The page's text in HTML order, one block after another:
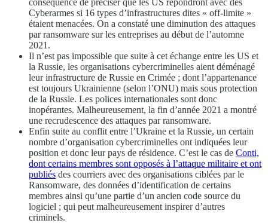
Cyberarmes si 16 types d’infrastructures dites « off-limite »
étaient menacées. On a constaté une diminution des attaques
par ransomware sur les entreprises au début de l’automne
2021.
Il n’est pas impossible que suite à cet échange entre les US et
la Russie, les organisations cybercriminelles aient déménagé
leur infrastructure de Russie en Crimée ; dont l’appartenance
est toujours Ukrainienne (selon l’ONU) mais sous protection
de la Russie. Les polices internationales sont donc
inopérantes. Malheureusement, la fin d’année 2021 a montré
une recrudescence des attaques par ransomware.
Enfin suite au conflit entre l’Ukraine et la Russie, un certain
nombre d’organisation cybercriminelles ont indiquées leur
position et donc leur pays de résidence. C’est le cas de Conti,
dont certains membres sont opposés à l’attaque militaire et ont
publiés des courriers avec des organisations ciblées par le
Ransomware, des données d’identification de certains
membres ainsi qu’une partie d’un ancien code source du
logiciel ; qui peut malheureusement inspirer d’autres
criminels.